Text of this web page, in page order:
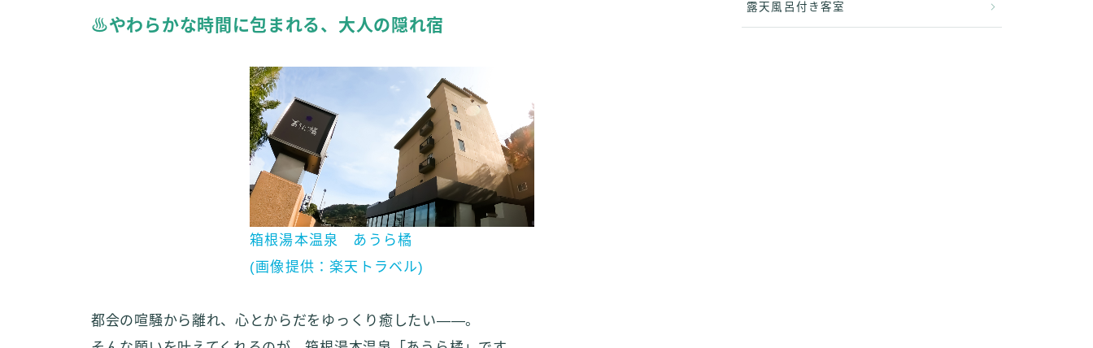
♨やわらかな時間に包まれる、大人の隠れ宿
箱根湯本温泉 あうら橘
(画像提供：楽天トラベル)
都会の喧騒から離れ、心とからだをゆっくり癒したい——。
露天風呂付き客室